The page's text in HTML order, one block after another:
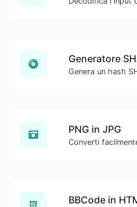
Generatore
PNG in JPG
BBCode in